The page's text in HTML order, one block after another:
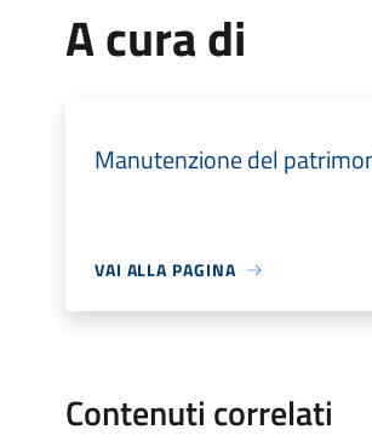
A cura di
Manutenzione del
VAI ALLA PAGINA
Contenuti correlati